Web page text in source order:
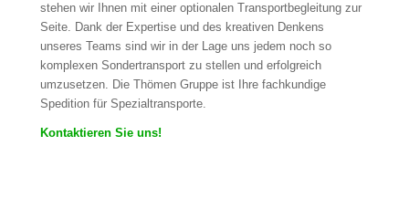
stehen wir Ihnen mit einer optionalen Transportbegleitung zur
Seite. Dank der Expertise und des kreativen Denkens
unseres Teams sind wir in der Lage uns jedem noch so
komplexen Sondertransport zu stellen und erfolgreich
umzusetzen. Die Thömen Gruppe ist Ihre fachkundige
Spedition für Spezialtransporte.
Kontaktieren Sie uns!